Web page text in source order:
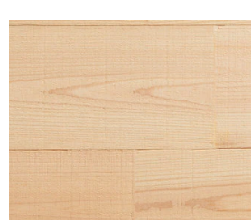
扉
エク
ウッドデッキ フロ
収納 イ
照明 ペッ
パネ
大阪ショールーム 仙台
名古屋ショールーム 京都
福岡 ショールーム 札幌
ム
横浜スマート
ショールー
ウェ
BOX
サポート
初め
よくある質問 お問
修理お問い合わせ クレ
説明書・図面検索 水ま
その他サービ
ミラタップと
創る家
ASOLIE
工事
ェル
自分らしい家づくり
最高
かる